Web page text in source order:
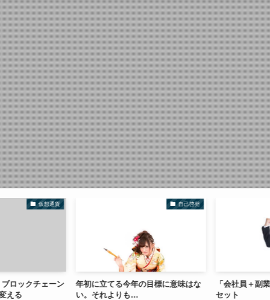
仮想通貨
ロックチェーン
る
自己啓発
年初に立てる今年の目標に意味はな
い。それよりも…
「会社員＋副業
セット